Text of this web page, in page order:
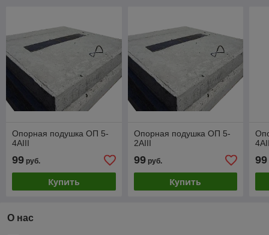
Опорная подушка ОП 5-
4AIII
99 руб.
Купить
Опорная подушка ОП 5-
2AIII
99руб.
Купить
99
О нас